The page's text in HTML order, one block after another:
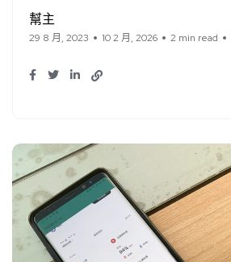
幫主
29 8 月, 2023 10 2 月, 2026 2 min read